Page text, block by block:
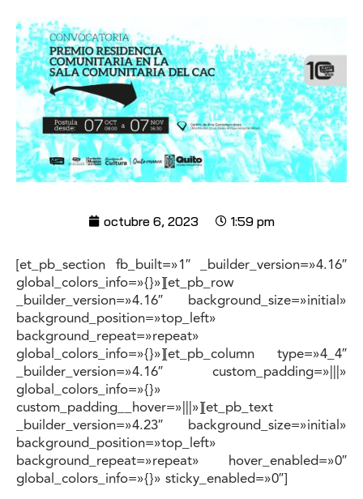
octubre 6, 2023 1:59 pm
[et_pb_section fb_built=»1″ _builder_version=»4.16″
global_colors_info=»{}»][et_pb_row
_builder_version=»4.16″ background_size=»initial»
background_position=»top_left»
background_repeat=»repeat»
global_colors_info=»{}»][et_pb_column type=»4_4″
_builder_version=»4.16″ custom_padding=»|||»
global_colors_info=»{}»
custom_padding__hover=»|||»][et_pb_text
_builder_version=»4.23″ background_size=»initial»
background_position=»top_left»
background_repeat=»repeat» hover_enabled=»0″
global_colors_info=»{}» sticky_enabled=»0″]